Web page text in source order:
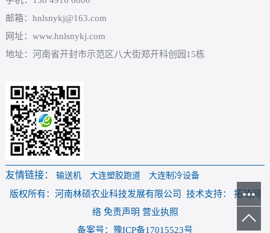
邮箱：hnlsnykj@163.com
网址：www.hnlsnykj.com
地址：河南省开封市示范区八大街郑开科创园15栋
友情链接： 输送机 大连塑胶跑道 大连制冷设备
版权所有：河南林硕农业科技发展有限公司 技术支持： 拓琦网
络 免责声明 营业执照
备案号：豫ICP备17015523号